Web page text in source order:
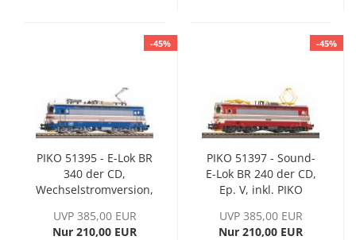
-45%
PIKO 51395 - E-Lok BR
340 der CD,
Wechselstromversion,
Sound-Decoder
UVP 385,00 EUR
Nur 210,00 EUR
-45%
PIKO 51397 - Sound-
E-Lok BR 240 der CD,
Ep. V, inkl. PIKO
UVP 385,00 EUR
Nur 210,00 EUR